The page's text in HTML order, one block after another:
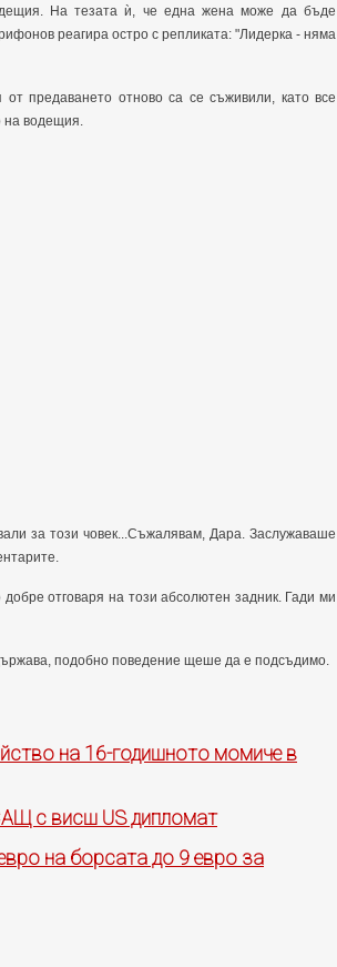
На тезата ѝ, че една жена може да бъде
реагира остро с репликата: "Лидерка - няма
предаването отново са се съживили, като все
на водещия.
за този човек...Съжалявам, Дара. Заслужаваше
отговаря на този абсолютен задник. Гади ми
подобно поведение щеше да е подсъдимо.
на 16-годишното момиче в
с висш US дипломат
на борсата до 9 евро за